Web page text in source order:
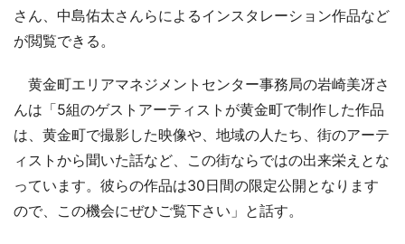
さん、中島佑太さんらによるインスタレーション作品など
が閲覧できる。
黄金町エリアマネジメントセンター事務局の岩崎美冴さ
んは「5組のゲストアーティストが黄金町で制作した作品
は、黄金町で撮影した映像や、地域の人たち、街のアーテ
ィストから聞いた話など、この街ならではの出来栄えとな
っています。彼らの作品は30日間の限定公開となります
ので、この機会にぜひご覧下さい」と話す。